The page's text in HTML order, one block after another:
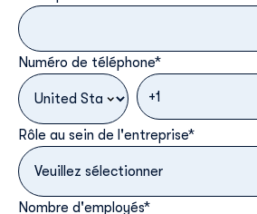
Numéro de téléphone*
Rôle au sein de l'entreprise*
Nombre d'employés*